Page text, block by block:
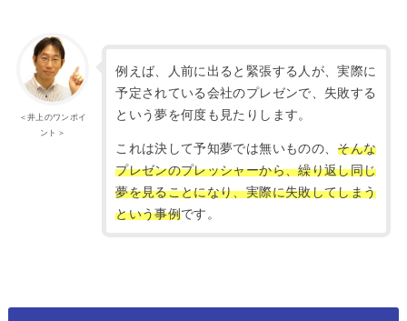
＜井上のワンポイ
ント＞
例えば、人前に出ると緊張する人が、実際に
予定されている会社のプレゼンで、失敗する
という夢を何度も見たりします。
これは決して予知夢では無いものの、 そんな
プレゼンのプレッシャーから、繰り返し同じ
夢を見ることになり、実際に失敗してしまう
という事例です。